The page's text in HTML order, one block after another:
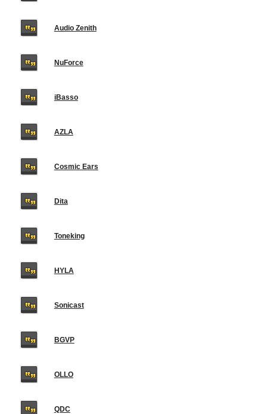
Audio Zenith
NuForce
iBasso
AZLA
Cosmic Ears
Dita
Toneking
HYLA
Sonicast
BGVP
OLLO
QDC